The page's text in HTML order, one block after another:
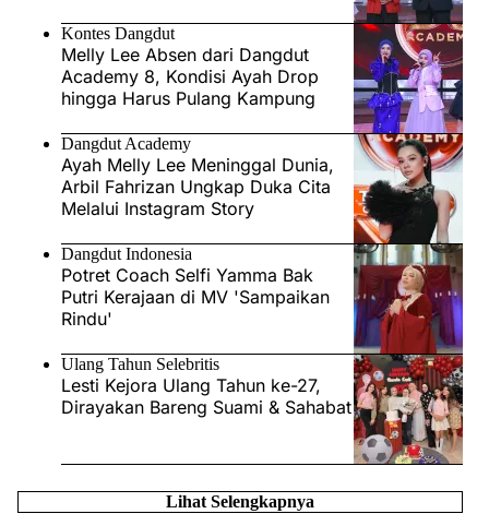
Kontes Dangdut
Melly Lee Absen dari Dangdut
Academy 8, Kondisi Ayah Drop
hingga Harus Pulang Kampung
Dangdut Academy
Ayah Melly Lee Meninggal Dunia,
Arbil Fahrizan Ungkap Duka Cita
Melalui Instagram Story
Dangdut Indonesia
Potret Coach Selfi Yamma Bak
Putri Kerajaan di MV 'Sampaikan
Rindu'
Ulang Tahun Selebritis
Lesti Kejora Ulang Tahun ke-27,
Dirayakan Bareng Suami & Sahabat
Lihat Selengkapnya